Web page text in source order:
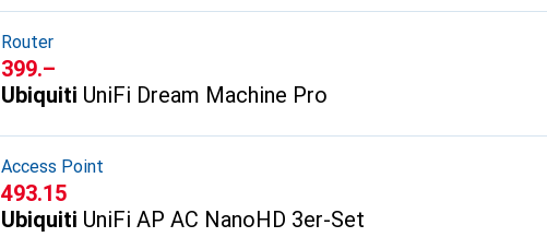
Router
CHF
399.–
Ubiquiti UniFi Dream Machine Pro
Access Point
CHF
493.15
Ubiquiti UniFi AP AC NanoHD 3er-Set